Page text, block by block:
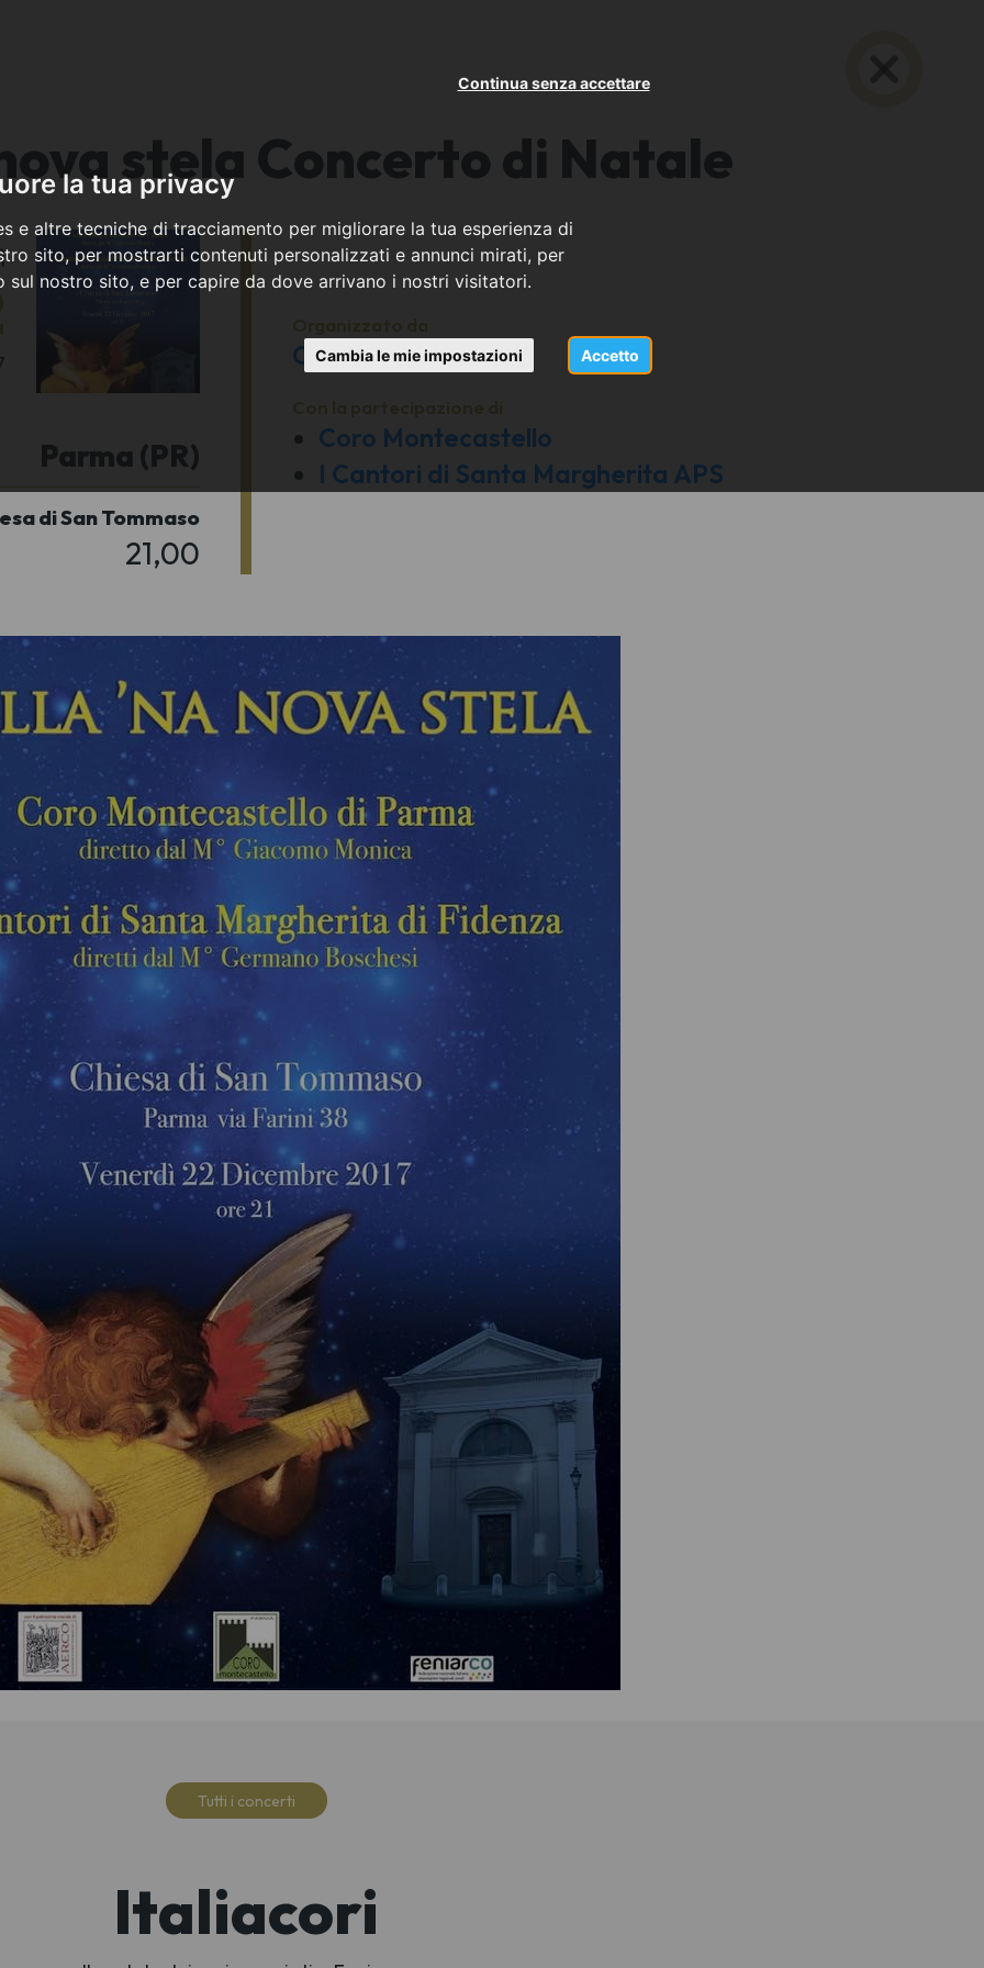
la tua privacy
e altre tecniche di tracciamento per migliorare la tua esperienza di
sito, per mostrarti contenuti personalizzati e annunci mirati, per
sul nostro sito, e per capire da dove arrivano i nostri visitatori.
Accetto
Continua senza accettare
Cambia le mie impostazioni
stela Concerto di Natale
Parma (PR)
di San Tommaso
21,00
Coro Montecastello
Coro Montecastello
I Cantori di Santa Margherita APS
Tutti i concerti
Italiacori